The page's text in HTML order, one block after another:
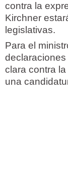
contra la
Kirchner
legislativas.
Para el
clara contra
una